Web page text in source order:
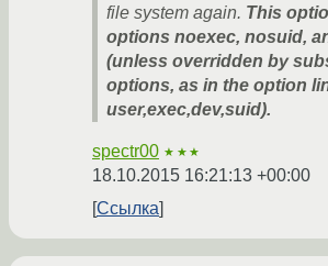
file system again. This
options noexec, nosuid,
(unless overridden by
options, as in the option
user,exec,dev,suid).
spectr00 ★★★
18.10.2015 16:21:13 +00:00
Ссылка